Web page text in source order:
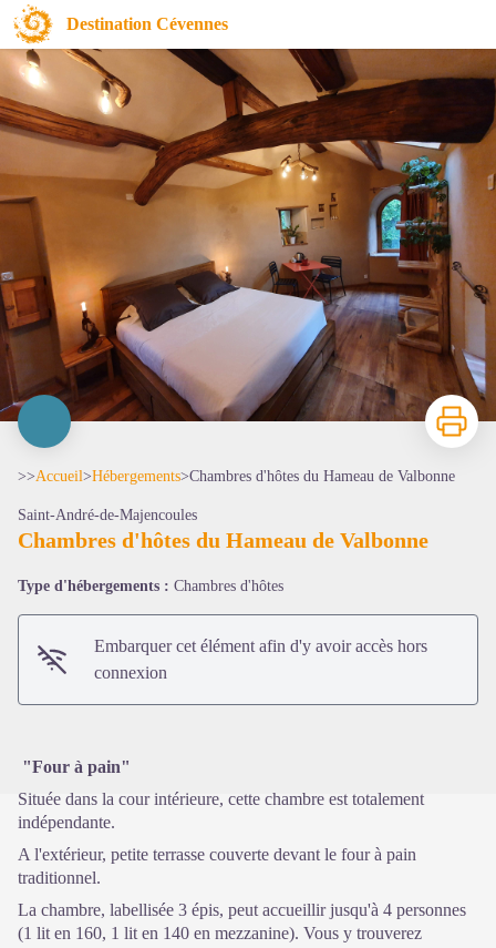
Destination Cévennes
Chambres d'hôtes du Hameau de Valbonne
Voir l'image en plein écran
Imprimer
>>Accueil>Hébergements>Chambres d'hôtes du Hameau de Valbonne
Saint-André-de-Majencoules
Chambres d'hôtes du Hameau de Valbonne
Type d'hébergements : Chambres d'hôtes
Embarquer cet élément afin d'y avoir accès hors
connexion
"Four à pain"
Située dans la cour intérieure, cette chambre est totalement
indépendante.
A l'extérieur, petite terrasse couverte devant le four à pain
traditionnel.
La chambre, labellisée 3 épis, peut accueillir jusqu'à 4 personnes
(1 lit en 160, 1 lit en 140 en mezzanine). Vous y trouverez